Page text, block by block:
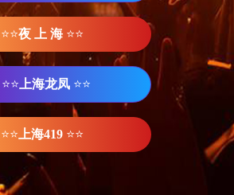
⭐⭐夜 上 海 ⭐⭐
⭐⭐ 上海龙凤 ⭐⭐
⭐⭐ 上海419 ⭐⭐